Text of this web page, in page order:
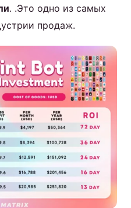
. .Это одно из самых
продаж.